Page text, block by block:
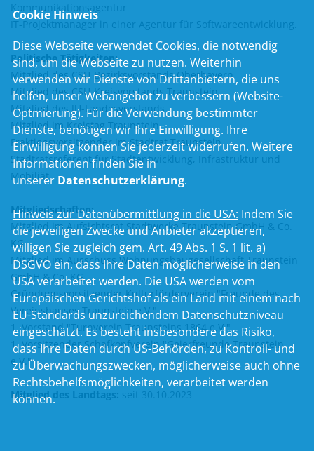
Kommunikationsagentur
IT-Projektmanager in einer Agentur für Softwareentwicklung.
Politische Tätigkeiten:
Mitglied des CSU-Bezirksvorstands Oberbayern
Mitglied des CSU-Kreisvorstands Traunstein
Mitglied des JU-Landesvorstands
Mitglied im Kreistag Traunstein
Fraktionsvorsitzender im Stadtrat Traunstein
Stadtratsreferent für Stadtentwicklung, Infrastruktur und
Mobiliät
Mitgliedschaften:
Mitglied im Aufsichtsrat Stadtwerke Traunstein GmbH & Co.
KG
Mitglied im Ausschuss Wohnungsbaugesellschaft Traunstein
GmbH & Co. KG
Gründungsvorsitzender Kulturförderverein "Freunde des
Vereinshauses Traunstein e.V."
1. Vorstand "Turnverein Traunsteins 1864 e.V."
1. Vorsitzender Schafkopfverein "Geierfreunde Traunstein
e.V."
Mitglied des Landtags: seit 30.10.2023
Cookie Hinweis
Diese Webseite verwendet Cookies, die notwendig
sind, um die Webseite zu nutzen. Weiterhin
verwenden wir Dienste von Drittanbietern, die uns
helfen, unser Webangebot zu verbessern (Website-
Optmierung). Für die Verwendung bestimmter
Dienste, benötigen wir Ihre Einwilligung. Ihre
Einwilligung können Sie jederzeit widerrufen. Weitere
Informationen finden Sie in
unserer Datenschutzerklärung.
Hinweis zur Datenübermittlung in die USA: Indem Sie
die jeweiligen Zwecke und Anbieter akzeptieren,
willigen Sie zugleich gem. Art. 49 Abs. 1 S. 1 lit. a)
DSGVO ein, dass Ihre Daten möglicherweise in den
USA verarbeitet werden. Die USA werden vom
Europäischen Gerichtshof als ein Land mit einem nach
EU-Standards unzureichendem Datenschutzniveau
eingeschätzt. Es besteht insbesondere das Risiko,
dass Ihre Daten durch US-Behörden, zu Kontroll- und
zu Überwachungszwecken, möglicherweise auch ohne
Rechtsbehelfsmöglichkeiten, verarbeitet werden
können.